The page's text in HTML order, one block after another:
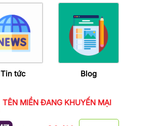
Tin tức Blog
TÊN MIỀN ĐANG KHUYẾN MẠI